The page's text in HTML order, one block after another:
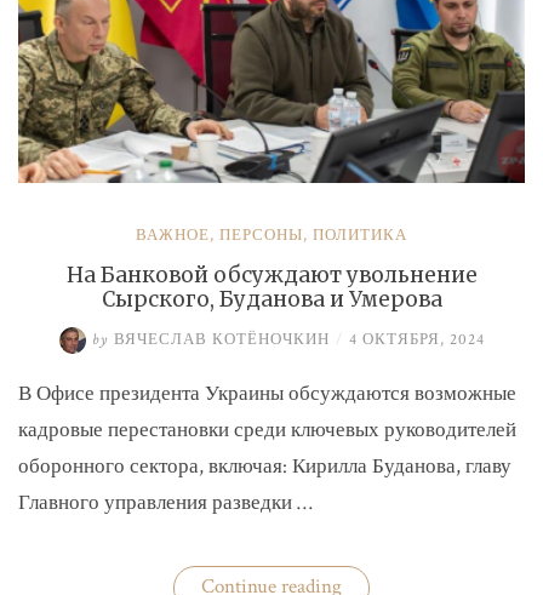
ВАЖНОЕ, ПЕРСОНЫ, ПОЛИТИКА
На Банковой обсуждают увольнение
Сырского, Буданова и Умерова
by ВЯЧЕСЛАВ КОТЁНОЧКИН / 4 ОКТЯБРЯ, 2024
В Офисе президента Украины обсуждаются возможные
кадровые перестановки среди ключевых руководителей
оборонного сектора, включая: Кирилла Буданова, главу
Главного управления разведки …
Continue reading«На